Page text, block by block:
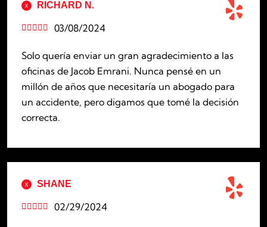
RICHARD N.
03/08/2024

Solo quería enviar un gran agradecimiento a las
oficinas de Jacob Emrani. Nunca pensé en un
millón de años que necesitaría un abogado para
un accidente, pero digamos que tomé la decisión
correcta.
SHANE
02/29/2024
